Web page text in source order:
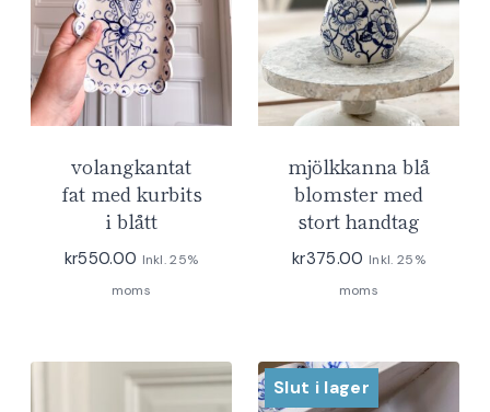
volangkantat
fat med kurbits
i blått
kr550.00 Inkl. 25%
moms
mjölkkanna blå
blomster med
stort handtag
kr375.00 Inkl. 25%
moms
Slut i lager